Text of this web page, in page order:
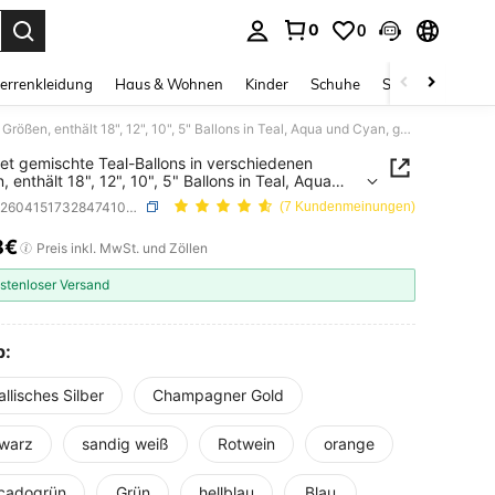
0 0
Haus & Wohnen Kinder Schuhe Schmuck &
36er Set gemischte Teal-Ballons in verschiedenen Größen, enthält 18", 12", 10", 5" Ballons in Teal, Aqua und Cyan, geeignet für Geburtstag, Meeres-Themen-Hochzeit, Jahrestag, Party, Taufe, Gender Reveal, Abschlussfeier, Meerjungfrau-Themen-Party, Poolparty-Dekorationen
gemischte Teal-Ballons in verschiedenen
enthält 18", 12", 10", 5" Ballons in Teal, Aqua
geeignet für Geburtstag, Meeres-Themen-
Jahrestag, Party, Taufe, Gender Reveal,
Meerjungfrau-Themen-Party, Poolparty-
SKU: sh260415173284741076342 (7 Kundenmeinungen)
AND AVAILABILITY
Preis inkl. MwSt. und Zöllen
Versand
Silber Champagner Gold
sandig weiß Rotwein orange